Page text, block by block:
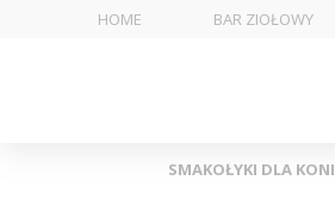
HOME BAR ZIOŁOWY
SMAKOŁYKI DLA KONI